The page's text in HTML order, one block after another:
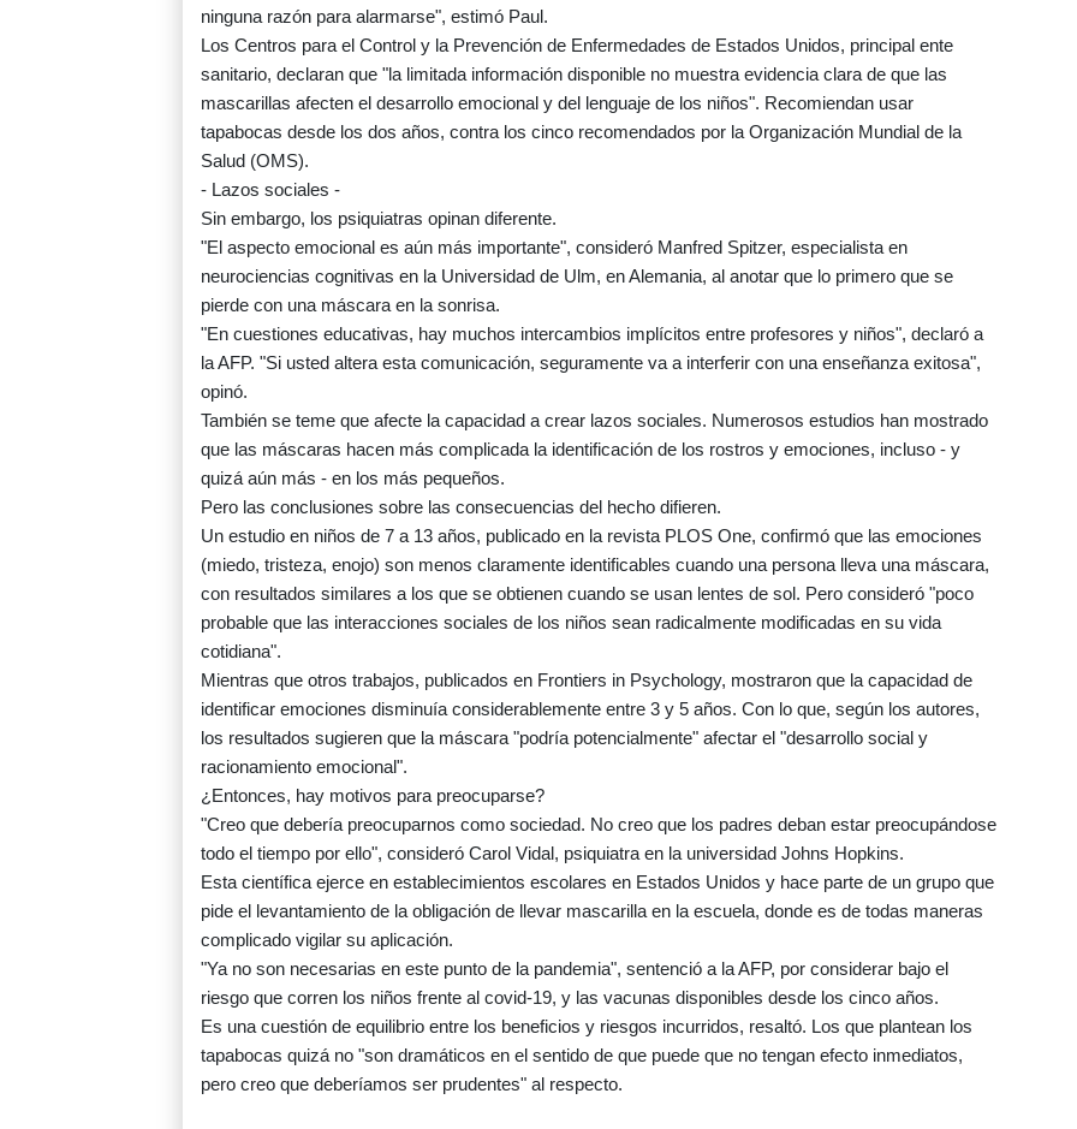
ninguna razón para alarmarse", estimó Paul.
Los Centros para el Control y la Prevención de Enfermedades de Estados Unidos, principal ente
sanitario, declaran que "la limitada información disponible no muestra evidencia clara de que las
mascarillas afecten el desarrollo emocional y del lenguaje de los niños". Recomiendan usar
tapabocas desde los dos años, contra los cinco recomendados por la Organización Mundial de la
Salud (OMS).
- Lazos sociales -
Sin embargo, los psiquiatras opinan diferente.
"El aspecto emocional es aún más importante", consideró Manfred Spitzer, especialista en
neurociencias cognitivas en la Universidad de Ulm, en Alemania, al anotar que lo primero que se
pierde con una máscara en la sonrisa.
"En cuestiones educativas, hay muchos intercambios implícitos entre profesores y niños", declaró a
la AFP. "Si usted altera esta comunicación, seguramente va a interferir con una enseñanza exitosa",
opinó.
También se teme que afecte la capacidad a crear lazos sociales. Numerosos estudios han mostrado
que las máscaras hacen más complicada la identificación de los rostros y emociones, incluso - y
quizá aún más - en los más pequeños.
Pero las conclusiones sobre las consecuencias del hecho difieren.
Un estudio en niños de 7 a 13 años, publicado en la revista PLOS One, confirmó que las emociones
(miedo, tristeza, enojo) son menos claramente identificables cuando una persona lleva una máscara,
con resultados similares a los que se obtienen cuando se usan lentes de sol. Pero consideró "poco
probable que las interacciones sociales de los niños sean radicalmente modificadas en su vida
cotidiana".
Mientras que otros trabajos, publicados en Frontiers in Psychology, mostraron que la capacidad de
identificar emociones disminuía considerablemente entre 3 y 5 años. Con lo que, según los autores,
los resultados sugieren que la máscara "podría potencialmente" afectar el "desarrollo social y
racionamiento emocional".
¿Entonces, hay motivos para preocuparse?
"Creo que debería preocuparnos como sociedad. No creo que los padres deban estar preocupándose
todo el tiempo por ello", consideró Carol Vidal, psiquiatra en la universidad Johns Hopkins.
Esta científica ejerce en establecimientos escolares en Estados Unidos y hace parte de un grupo que
pide el levantamiento de la obligación de llevar mascarilla en la escuela, donde es de todas maneras
complicado vigilar su aplicación.
"Ya no son necesarias en este punto de la pandemia", sentenció a la AFP, por considerar bajo el
riesgo que corren los niños frente al covid-19, y las vacunas disponibles desde los cinco años.
Es una cuestión de equilibrio entre los beneficios y riesgos incurridos, resaltó. Los que plantean los
tapabocas quizá no "son dramáticos en el sentido de que puede que no tengan efecto inmediatos,
pero creo que deberíamos ser prudentes" al respecto.